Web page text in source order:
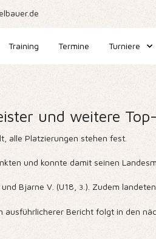
Training Termine Turniere
und weitere
alle Platzierungen stehen fest.
und konnte damit seinen
und Bjarne V. (U18, 3.). Zudem
ausführlicherer Bericht folgt in den